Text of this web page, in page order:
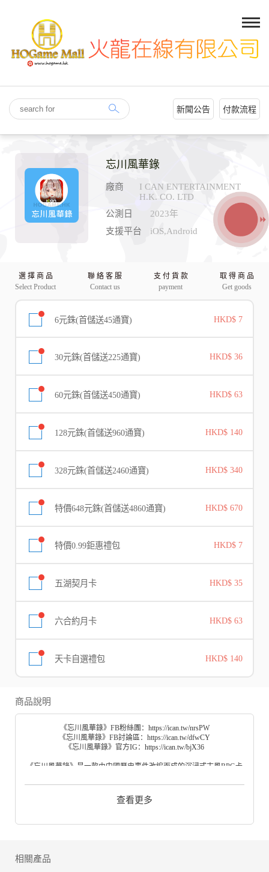
新聞公告 付款流程
忘川風華錄
廠商
I CAN ENTERTAINMENT
H.K. CO. LTD
公測日
2023年
支援平台
iOS,Android
選 擇 商 品
Select Product
聯 絡 客 服
Contact us
支 付 貨 款
payment
取 得 商 品
Get goods
6元銖(首儲送45通寶) HKD$ 7
30元銖(首儲送225通寶) HKD$ 36
60元銖(首儲送450通寶) HKD$ 63
128元銖(首儲送960通寶) HKD$ 140
328元銖(首儲送2460通寶) HKD$ 340
特價648元銖(首儲送4860通寶) HKD$ 670
特價0.99鉅惠禮包 HKD$ 7
五湖契月卡 HKD$ 35
六合約月卡 HKD$ 63
天卡自選禮包 HKD$ 140
商品說明
《忘川風華錄》FB粉絲團： https://ican.tw/nrsPW
《忘川風華錄》FB討論區： https://ican.tw/dfwCY
《忘川風華錄》官方IG： https://ican.tw/bjX36
《忘川風華錄》是一款由中國歷史事件改編而成的沉浸式古風RPG卡
者，將與名士們攜手抵禦鬼王的入侵，守護這片世外桃源！
【泱泱古風 錦繡如畫】
勒出千古名士風姿。遊戲內處處蘊藏著大量的歷史元素符號，真實還
查看更多
相關產品